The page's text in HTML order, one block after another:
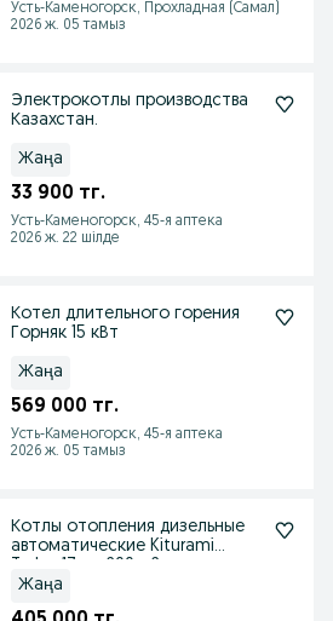
Усть-Каменогорск, Прохладная (Самал)
2026 ж. 05 тамыз
Электрокотлы производства
Казахстан.
Жаңа
33 900 тг.
Усть-Каменогорск, 45-я аптека
2026 ж. 22 шілде
Котел длительного горения
Горняк 15 кВт
Жаңа
569 000 тг.
Усть-Каменогорск, 45-я аптека
2026 ж. 05 тамыз
Котлы отопления дизельные
автоматические Kiturami
Жаңа